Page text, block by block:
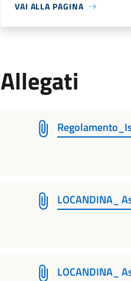
VAI ALLA PAGINA
Allegati
LOCANDINA_
LOCANDINA_